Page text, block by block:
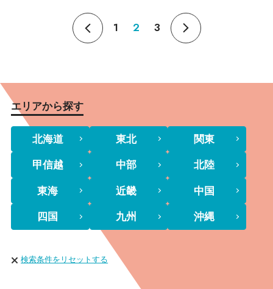
1 2 3
エリアから探す
北海道 東北 関東
甲信越 中部 北陸
東海 近畿 中国
四国 九州 沖縄
検索条件をリセットする